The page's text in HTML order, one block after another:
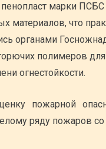
марки
материалов, что
органами
полимеров
огнестойкости.
пожарной
ряду пожаров